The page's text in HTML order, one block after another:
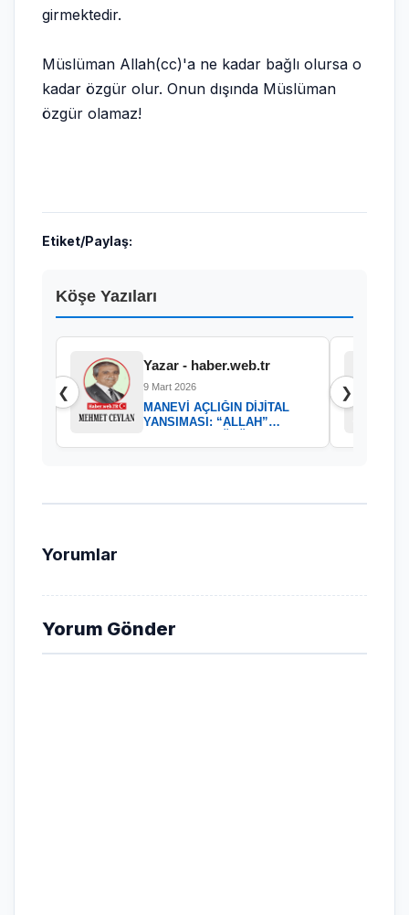
girmektedir.
Müslüman Allah(cc)'a ne kadar bağlı olursa o
kadar özgür olur. Onun dışında Müslüman
özgür olamaz!
Etiket/Paylaş:
Köşe Yazıları
❮
Yazar - haber.web.tr
9 Mart 2026
MANEVİ AÇLIĞIN DİJİTAL
YANSIMASI: “ALLAH”
❯
Yorumlar
Yorum Gönder